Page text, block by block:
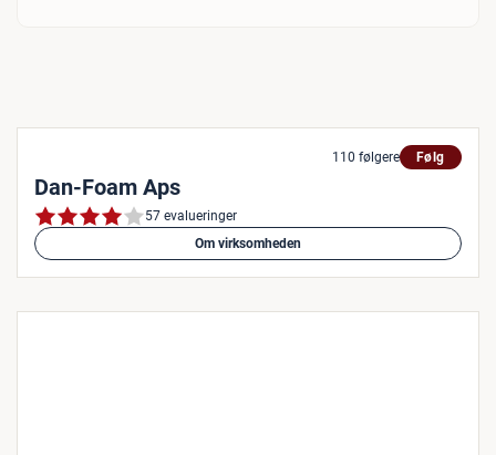
110 følgere Følg
Dan-Foam Aps
57 evalueringer
Om virksomheden